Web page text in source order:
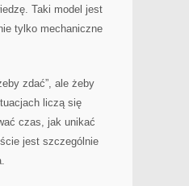
Taki model jest
tylko mechaniczne
zdać”, ale żeby
liczą się
czas, jak unikać
jest szczególnie